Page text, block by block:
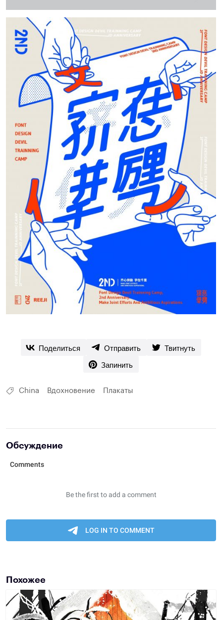
Поделиться Отправить
Твитнуть
Запинить
China Вдохновение Плакаты
Обсуждение
Похожее